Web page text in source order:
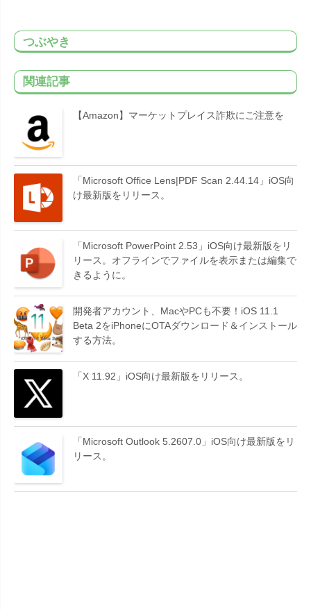
つぶやき
関連記事
【Amazon】マーケットプレイス詐欺にご注意を
「Microsoft Office Lens|PDF Scan 2.44.14」iOS向
け最新版をリリース。
「Microsoft PowerPoint 2.53」iOS向け最新版をリ
リース。オフラインでファイルを表示または編集で
きるように。
開発者アカウント、MacやPCも不要！iOS 11.1
Beta 2をiPhoneにOTAダウンロード＆インストール
する方法。
「X 11.92」iOS向け最新版をリリース。
「Microsoft Outlook 5.2607.0」iOS向け最新版をリ
リース。